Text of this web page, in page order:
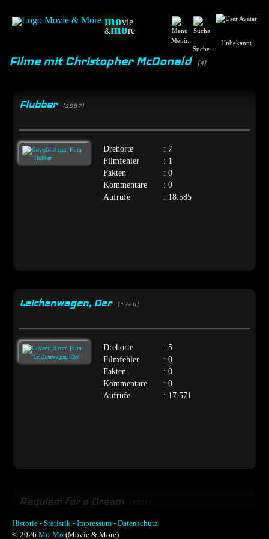
movie
&more
Menü...
Suche...
Unbekannt
Filme mit Christopher McDonald (4)
Flubber [1997]
Drehorte
: 7
Filmfehler
: 1
Fakten
: 0
Kommentare
: 0
Aufrufe
: 18.585
Leichenwagen, Der [1980]
Drehorte
: 5
Filmfehler
: 0
Fakten
: 0
Kommentare
: 0
Aufrufe
: 17.571
Requiem for a Dream
Historie - Statistik - Impressum - Datenschutz
© 2026 Mo-Mo (Movie & More)